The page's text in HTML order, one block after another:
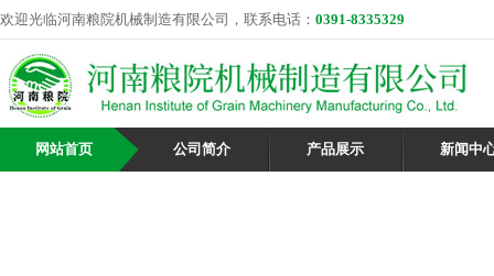
欢迎光临河南粮院机械制造有限公司，联系电话： 0391-8335329
网站首页 公司简介 产品展示 新闻中